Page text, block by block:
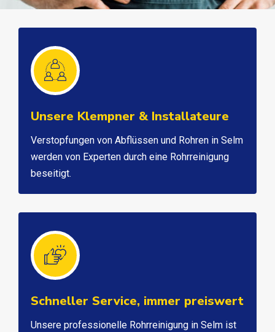
Unsere Klempner & Installateure
Verstopfungen von Abflüssen und Rohren in Selm
werden von Experten durch eine Rohrreinigung
beseitigt.
Schneller Service, immer preiswert
Unsere professionelle Rohrreinigung in Selm ist